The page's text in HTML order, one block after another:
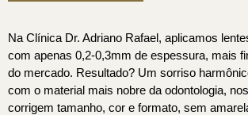
Na Clínica Dr. Adriano Rafael, aplicamos
com apenas 0,2-0,3mm de espessura, mais
do mercado. Resultado? Um sorriso
com o material mais nobre da odontologia,
corrigem tamanho, cor e formato, sem